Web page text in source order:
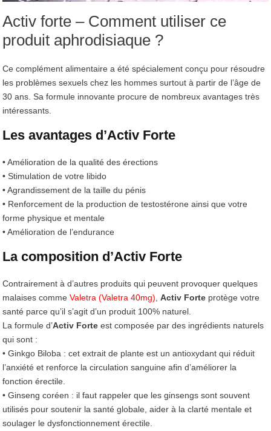
Activ forte – Comment utiliser ce
produit aphrodisiaque ?
Ce complément alimentaire a été spécialement conçu pour résoudre
les problèmes sexuels chez les hommes surtout à partir de l’âge de
30 ans. Sa formule innovante procure de nombreux avantages très
intéressants.
Les avantages d’Activ Forte
• Amélioration de la qualité des érections
• Stimulation de votre libido
• Agrandissement de la taille du pénis
• Renforcement de la production de testostérone ainsi que votre
forme physique et mentale
• Amélioration de l’endurance
La composition d’Activ Forte
Contrairement à d’autres produits qui peuvent provoquer quelques
malaises commeValetra (Valetra 40mg) ,Activ Forte protège votre
santé parce qu’il s’agit d’un produit 100% naturel.
La formule d’Activ Forte est composée par des ingrédients naturels
qui sont :
• Ginkgo Biloba : cet extrait de plante est un antioxydant qui réduit
l’anxiété et renforce la circulation sanguine afin d’améliorer la
fonction érectile.
• Ginseng coréen : il faut rappeler que les ginsengs sont souvent
utilisés pour soutenir la santé globale, aider à la clarté mentale et
soulager le dysfonctionnement érectile.